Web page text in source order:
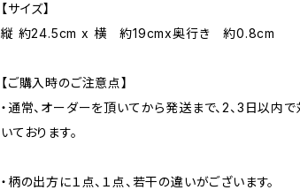
【サイズ】
縦 約24.5cm x 横 約19cmx奥行き 約0.8cm
【ご購入時のご注意点】
・通常、オーダーを頂いてから発送まで、2、3日以内
いております。
・柄の出方に１点、１点、若干の違いがございます。